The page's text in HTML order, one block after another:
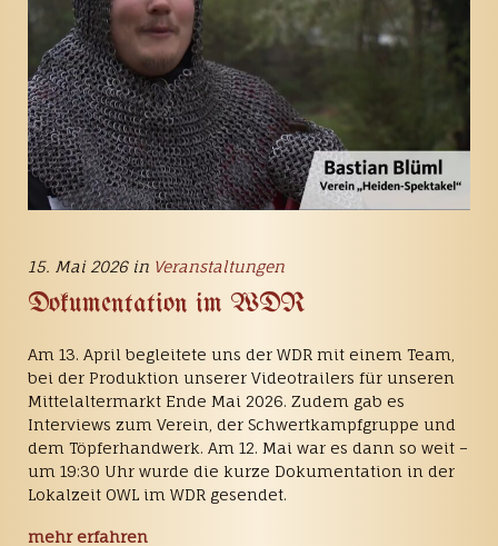
15. Mai 2026 in Veranstaltungen
Dokumentation im WDR
Am 13. April begleitete uns der WDR mit einem Team,
bei der Produktion unserer Videotrailers für unseren
Mittelaltermarkt Ende Mai 2026. Zudem gab es
Interviews zum Verein, der Schwertkampfgruppe und
dem Töpferhandwerk. Am 12. Mai war es dann so weit –
um 19:30 Uhr wurde die kurze Dokumentation in der
Lokalzeit OWL im WDR gesendet.
mehr erfahren